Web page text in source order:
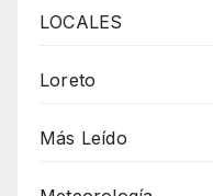
LOCALES
Loreto
Más Leído